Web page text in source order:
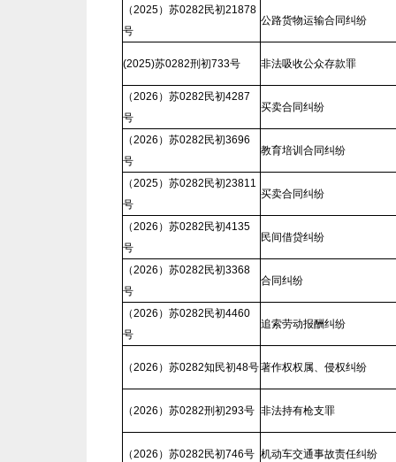
（2025）苏0282民初21878
号
公路货物运输合同纠纷
(2025)苏0282刑初733号 非法吸收公众存款罪
（2026）苏0282民初4287
号
买卖合同纠纷
（2026）苏0282民初3696
号
教育培训合同纠纷
（2025）苏0282民初23811
号
买卖合同纠纷
（2026）苏0282民初4135
号
民间借贷纠纷
（2026）苏0282民初3368
号
合同纠纷
（2026）苏0282民初4460
号
追索劳动报酬纠纷
（2026）苏0282知民初48号著作权权属、侵权纠纷
（2026）苏0282刑初293号 非法持有枪支罪
（2026）苏0282民初746号 机动车交通事故责任纠纷